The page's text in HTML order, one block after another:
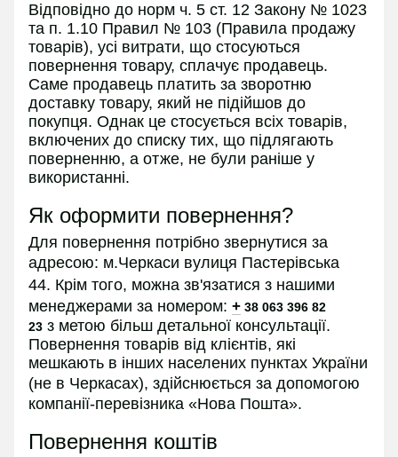
Відповідно до норм ч. 5 ст. 12 Закону № 1023
та п. 1.10 Правил № 103 (Правила продажу
товарів), усі витрати, що стосуються
повернення товару, сплачує продавець.
Саме продавець платить за зворотню
доставку товару, який не підійшов до
покупця. Однак це стосується всіх товарів,
включених до списку тих, що підлягають
поверненню, а отже, не були раніше у
використанні.
Як оформити повернення?
Для повернення потрібно звернутися за
адресою: м.Черкаси вулиця Пастерівська
44. Крім того, можна зв'язатися з нашими
менеджерами за номером: + 38 063 396 82
23 з метою більш детальної консультації.
Повернення товарів від клієнтів, які
мешкають в інших населених пунктах України
(не в Черкасах), здійснюється за допомогою
компанії-перевізника «Нова Пошта».
Повернення коштів